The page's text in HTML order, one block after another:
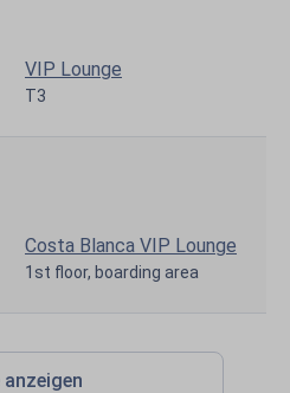
VIP Lounge
T3
Costa Blanca VIP Lounge
1st floor, boarding area
anzeigen